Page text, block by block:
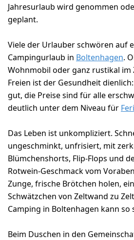
Jahresurlaub wird genommen
geplant.
Viele der Urlauber schwören auf
Campingurlaub in Boltenhagen.
Wohnmobil oder ganz rustikal im
Freien ist der Gesundheit
gut, die Preise sind für alle
deutlich unter dem Niveau für
Das Leben ist unkompliziert.
ungeschminkt, unfrisiert, mit
Blümchenshorts, Flip-Flops und
Rotwein-Geschmack vom
Zunge, frische Brötchen holen,
Schwätzchen von Zeltwand zu
Camping in Boltenhagen kann so
Beim Duschen in den